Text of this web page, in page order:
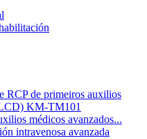
médicos avanzados...